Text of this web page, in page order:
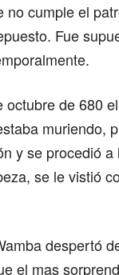
cumple el
Fue
de 680
muriendo,
y se procedió
se le vistió
despertó
el mas